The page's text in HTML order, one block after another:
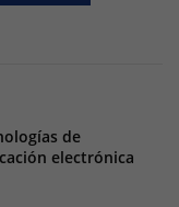
de
electrónica